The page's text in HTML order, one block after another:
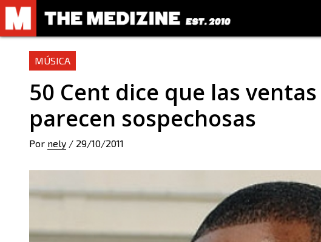
MÚSICA
50 Cent dice que las
parecen sospechosas
Por nely / 29/10/2011